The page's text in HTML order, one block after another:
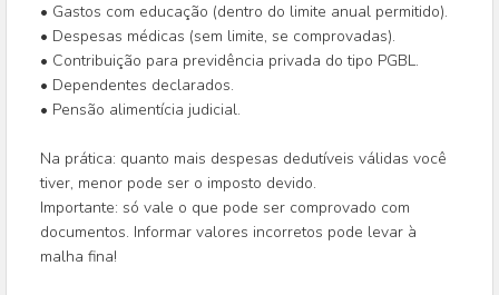
• Gastos com educação (dentro do limite anual permitido).
• Despesas médicas (sem limite, se comprovadas).
• Contribuição para previdência privada do tipo PGBL.
• Dependentes declarados.
• Pensão alimentícia judicial.
Na prática: quanto mais despesas dedutíveis válidas você
tiver, menor pode ser o imposto devido.
Importante: só vale o que pode ser comprovado com
documentos. Informar valores incorretos pode levar à
malha fina!